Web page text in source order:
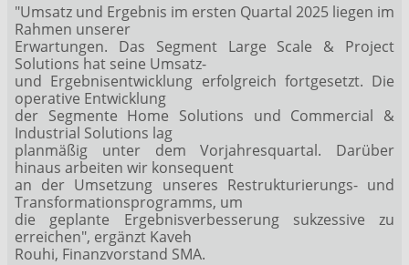
"Umsatz und Ergebnis im ersten Quartal 2025 liegen im
Rahmen unserer
Erwartungen. Das Segment Large Scale & Project
Solutions hat seine Umsatz-
und Ergebnisentwicklung erfolgreich fortgesetzt. Die
operative Entwicklung
der Segmente Home Solutions und Commercial &
Industrial Solutions lag
planmäßig unter dem Vorjahresquartal. Darüber
hinaus arbeiten wir konsequent
an der Umsetzung unseres Restrukturierungs- und
Transformationsprogramms, um
die geplante Ergebnisverbesserung sukzessive zu
erreichen", ergänzt Kaveh
Rouhi, Finanzvorstand SMA.